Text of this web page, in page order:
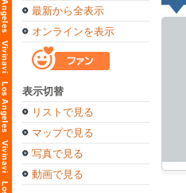
最新から全表示
オンラインを表示
表示切替
リストで見る
マップで見る
写真で見る
動画で見る